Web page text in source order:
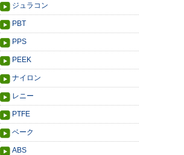
ジュラコン
PBT
PPS
PEEK
ナイロン
レニー
PTFE
ベーク
ABS